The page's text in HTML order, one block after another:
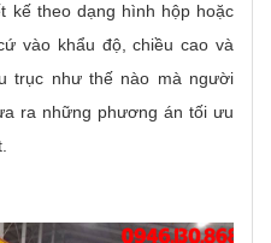
kế theo dạng hình hộp hoặc
vào khẩu độ, chiều cao và
trục như thế nào mà người
ra những phương án tối ưu